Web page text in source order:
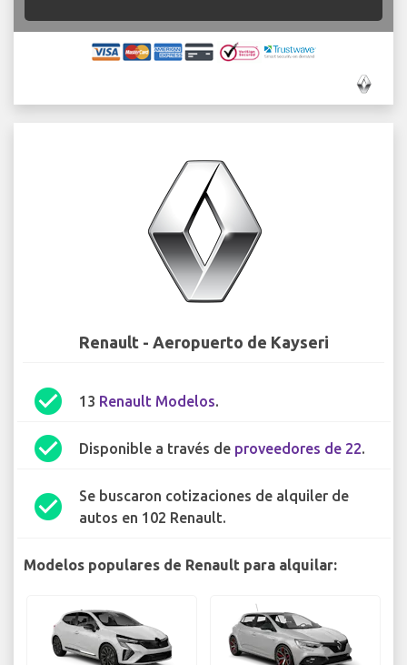
Renault - Aeropuerto de Kayseri
check_circle 13 Renault Modelos.
check_circle Disponible a través de proveedores de 22.
check_circle
Se buscaron cotizaciones de alquiler de
autos en 102 Renault.
Modelos populares de Renault para alquilar: